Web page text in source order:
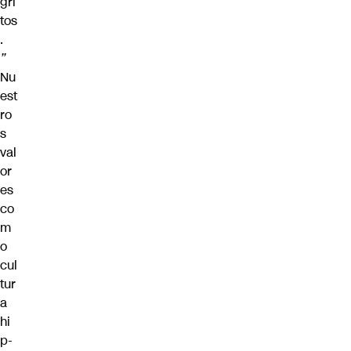
tos
.
”
Nu
est
ro
s
val
or
es
co
m
o
cul
tur
a
hi
p-